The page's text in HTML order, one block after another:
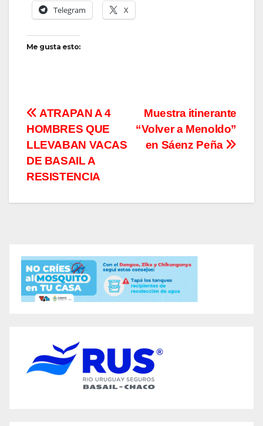
Telegram X
Me gusta esto:
Navegación
de
entradas
Muestra itinerante
“Volver a Menoldo”
en Sáenz Peña
ATRAPAN A 4
HOMBRES QUE
LLEVABAN VACAS
DE BASAIL A
RESISTENCIA